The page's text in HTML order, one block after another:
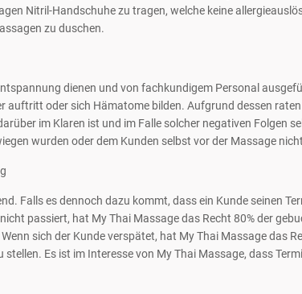
Nitril-Handschuhe zu tragen, welche keine
zu duschen.
dienen und von fachkundigem Personal
auftritt oder sich Hämatome bilden. Aufgrund dessen
im Klaren ist und im Falle solcher negativen
wurden oder dem Kunden selbst vor der Massage
Falls es dennoch dazu kommt, dass ein Kunde seinen
passiert, hat My Thai Massage das Recht 80% der
sich der Kunde verspätet, hat My Thai Massage das
stellen. Es ist im Interesse von My Thai Massage, dass